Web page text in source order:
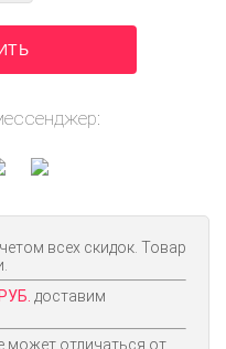
всех скидок. Товар
доставим
может отличаться от